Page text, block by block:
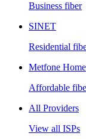
Business fiber
SINET
Residential
Metfone Home
Affordable
All Providers
View all ISPs